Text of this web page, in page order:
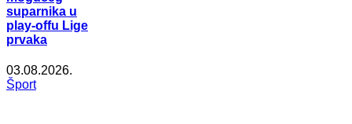
suparnika u
play-offu Lige
prvaka
03.08.2026.
Šport